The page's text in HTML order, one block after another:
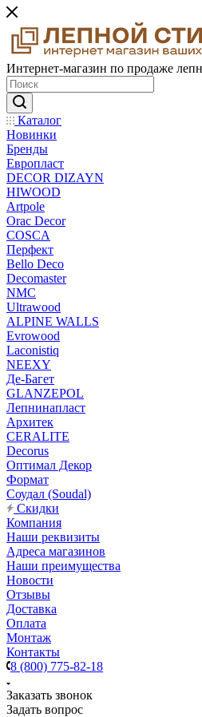
Интернет-магазин по продаже
Каталог
Новинки
Бренды
Европласт
DECOR DIZAYN
HIWOOD
Artpole
Orac Decor
COSCA
Перфект
Bello Deco
Decomaster
NMС
Ultrawood
ALPINE WALLS
Evrowood
Laconistiq
NEEXY
Де-Багет
GLANZEPOL
Лепнинапласт
Архитек
CERALITE
Decorus
Оптимал Декор
Формат
Соудал (Soudal)
Скидки
Компания
Наши реквизиты
Адреса магазинов
Наши преимущества
Новости
Отзывы
Доставка
Оплата
Монтаж
Контакты
8 (800) 775-82-18
Заказать звонок
Задать вопрос